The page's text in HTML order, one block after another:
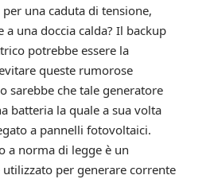
una caduta di tensione,
una doccia calda? Il backup
potrebbe essere la
queste rumorose
sarebbe che tale generatore
batteria la quale a sua volta
a pannelli fotovoltaici.
a norma di legge è un
per generare corrente